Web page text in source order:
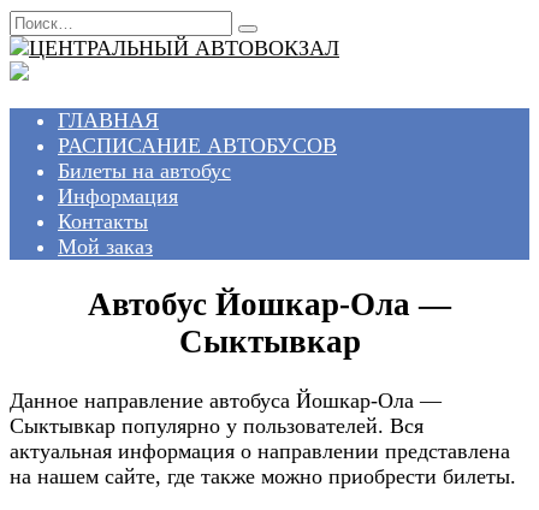
Перейти
к
содержанию
Search
for:
ГЛАВНАЯ
РАСПИСАНИЕ АВТОБУСОВ
Билеты на автобус
Информация
Контакты
Мой заказ
Автобус Йошкар-Ола —
Сыктывкар
Данное направление автобуса Йошкар-Ола —
Сыктывкар популярно у пользователей. Вся
актуальная информация о направлении представлена
на нашем сайте, где также можно приобрести билеты.